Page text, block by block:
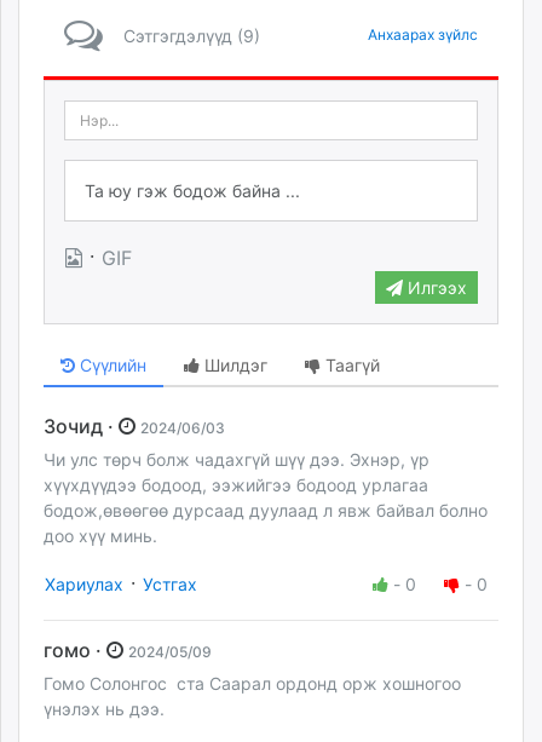
Сэтгэгдэлүүд (9) Анхаарах зүйлс
· GIF
Илгээх
Сүүлийн Шилдэг Таагүй
Зочид · 2024/06/03
Чи улс төрч болж чадахгүй шүү дээ. Эхнэр, үр
хүүхдүүдээ бодоод, ээжийгээ бодоод урлагаа
бодож,өвөөгөө дурсаад дуулаад л явж байвал болно
доо хүү минь.
Хариулах · Устгах - 0 - 0
гомо · 2024/05/09
Гомо Солонгос ста Саарал ордонд орж хошногоо
үнэлэх нь дээ.